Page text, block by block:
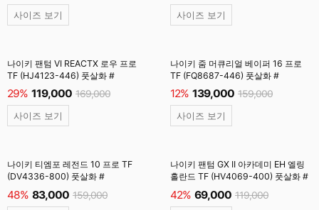
사이즈 보기 사이즈 보기
나이키 팬텀 VI REACTX 로우 프로
TF (HJ4123-446) 풋살화 #
29% 119,000 169,000
사이즈 보기
나이키 줌 머큐리얼 베이퍼 16 프로
TF (FQ8687-446) 풋살화 #
12% 139,000 159,000
사이즈 보기
나이키 티엠포 레전드 10 프로 TF
(DV4336-800) 풋살화 #
48% 83,000 159,000
나이키 팬텀 GX II 아카데미 EH 엘링
홀란드 TF (HV4069-400) 풋살화 #
42% 69,000 119,000